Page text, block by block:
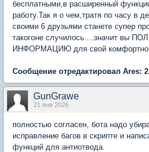
бесплатными,в расширенный
работу.Так я о чем,тратя по часу в
своими 6 друзьями станете супер
такогоне случилось....значит вы
ИНФОРМАЦИЮ для свой
Сообщение отредактировал Ares:
GunGrawe
21 янв 2026
полностью согласен, бота надо
исправление багов в скрипте и
функций для антиотвода.